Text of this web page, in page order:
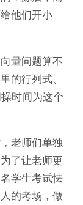
他们开小
量问题算不
的行列式、
时间为这个
老师们单独
了让老师更
学生考试怯
的考场，做